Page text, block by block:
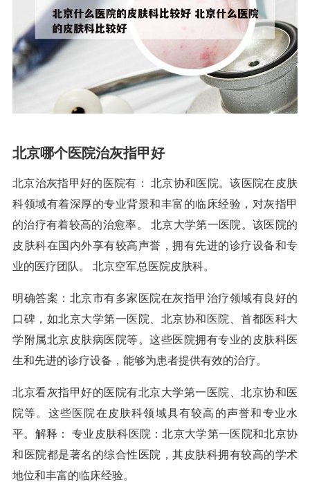
北京哪个医院治灰指甲好
北京治灰指甲好的医院有： 北京协和医院。该医院在皮肤
科领域有着深厚的专业背景和丰富的临床经验，对灰指甲
的治疗有着较高的治愈率。 北京大学第一医院。该医院的
皮肤科在国内外享有较高声誉，拥有先进的诊疗设备和专
业的医疗团队。 北京空军总医院皮肤科。
明确答案：北京市有多家医院在灰指甲治疗领域有良好的
口碑，如北京大学第一医院、北京协和医院、首都医科大
学附属北京皮肤病医院等。这些医院拥有专业的皮肤科医
生和先进的诊疗设备，能够为患者提供有效的治疗。
北京看灰指甲好的医院有北京大学第一医院、北京协和医
院等。这些医院在皮肤科领域具有较高的声誉和专业水
平。解释： 专业皮肤科医院：北京大学第一医院和北京协
和医院都是著名的综合性医院，其皮肤科拥有较高的学术
地位和丰富的临床经验。